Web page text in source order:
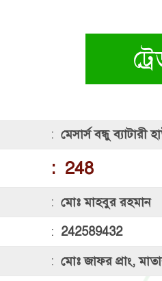
: মেসার্স বন্ধু ব্যাটারী
: 248
: মোঃ মাহবুর রহমান
: 242589432
: মোঃ জাফর প্রাং,